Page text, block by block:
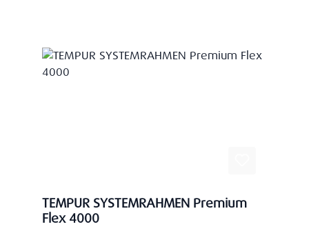
TEMPUR SYSTEMRAHMEN Premium
Flex 4000